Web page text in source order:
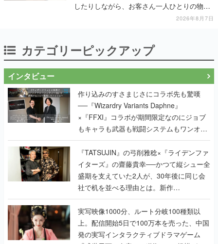
したりしながら、お客さん一人ひとりの物語
2026年8月7日
カテゴリーピックアップ
インタビュー
作り込みのすさまじさにコラボ先も驚嘆
──『Wizardry Variants Daphne』
×『FFXI』コラボが期間限定なのにジョブ
もキャラも武器も戦闘システムもワンオフ
で作り込まれた理由を両ディレクターに聞
く
『TATSUJIN』の弓削雅稔×『ライデンファ
イターズ』の齋藤貴幸──かつて縦シュー全
盛期を支えていた2人が、30年後に同じ会
社で机を並べる理由とは。新作
『TATSUJIN EXTREME』で初タッグを組
んだレジェンド2人に訊く開発秘話
実写映像1000分、ルート分岐100種類以
上。配信開始5日で100万本を売った、中国
発の実写インタラクティブドラマゲーム